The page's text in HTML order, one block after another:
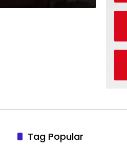
Tag Popular